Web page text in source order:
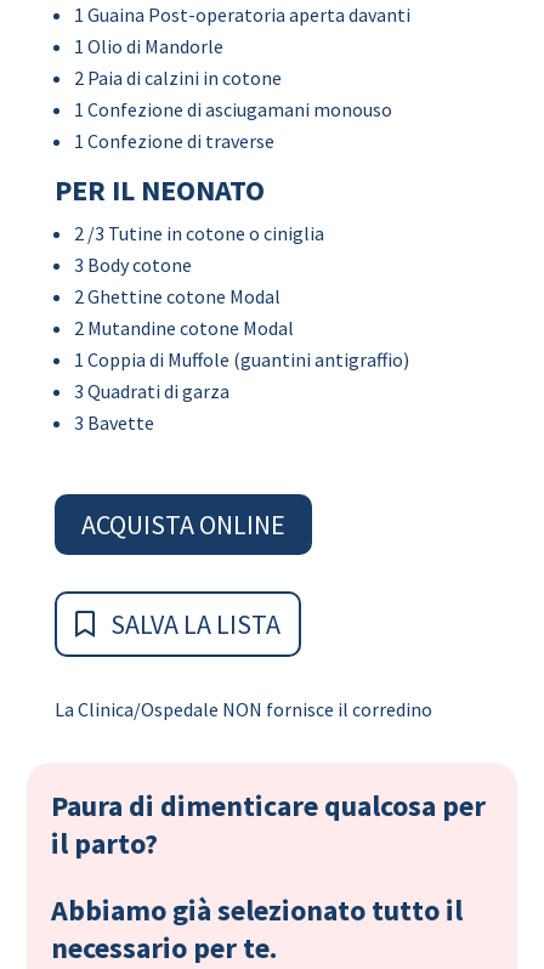
1 Guaina Post-operatoria aperta davanti
1 Olio di Mandorle
2 Paia di calzini in cotone
1 Confezione di asciugamani monouso
1 Confezione di traverse
PER IL NEONATO
2 /3 Tutine in cotone o ciniglia
3 Body cotone
2 Ghettine cotone Modal
2 Mutandine cotone Modal
1 Coppia di Muffole (guantini antigraffio)
3 Quadrati di garza
3 Bavette
ACQUISTA ONLINE
SALVA LA LISTA
La Clinica/Ospedale NON fornisce il corredino
Paura di dimenticare qualcosa per
il parto?
Abbiamo già selezionato tutto il
necessario per te.